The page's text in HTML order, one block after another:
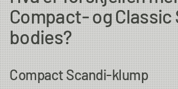
Compact- og Classic
bodies?
Compact Scandi-klump